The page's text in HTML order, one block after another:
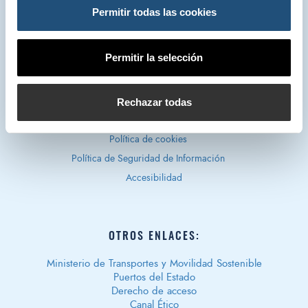
Permitir todas las cookies
Permitir la selección
Rechazar todas
Política de privacidad
Aviso legal
Política de cookies
Política de Seguridad de Información
Accesibilidad
OTROS ENLACES:
Ministerio de Transportes y Movilidad Sostenible
Puertos del Estado
Derecho de acceso
Canal Ético